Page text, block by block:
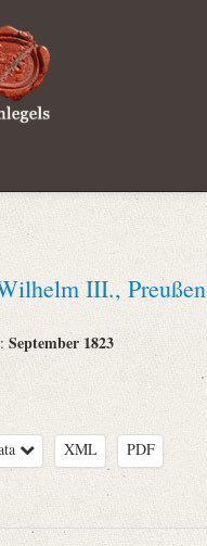
III.,
September 1823
XML PDF